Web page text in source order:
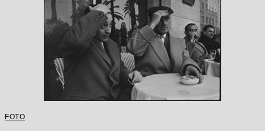
FOTO